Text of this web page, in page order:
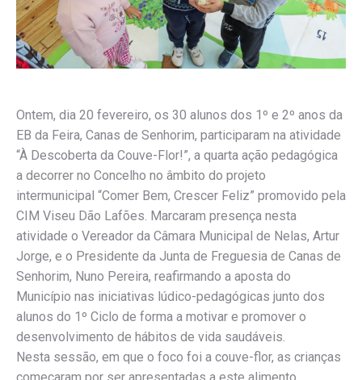
Ontem, dia 20 fevereiro, os 30 alunos dos 1º e 2º anos da
EB da Feira, Canas de Senhorim, participaram na atividade
“À Descoberta da Couve-Flor!”, a quarta ação pedagógica
a decorrer no Concelho no âmbito do projeto
intermunicipal “Comer Bem, Crescer Feliz” promovido pela
CIM Viseu Dão Lafões. Marcaram presença nesta
atividade o Vereador da Câmara Municipal de Nelas, Artur
Jorge, e o Presidente da Junta de Freguesia de Canas de
Senhorim, Nuno Pereira, reafirmando a aposta do
Município nas iniciativas lúdico-pedagógicas junto dos
alunos do 1º Ciclo de forma a motivar e promover o
desenvolvimento de hábitos de vida saudáveis.
Nesta sessão, em que o foco foi a couve-flor, as crianças